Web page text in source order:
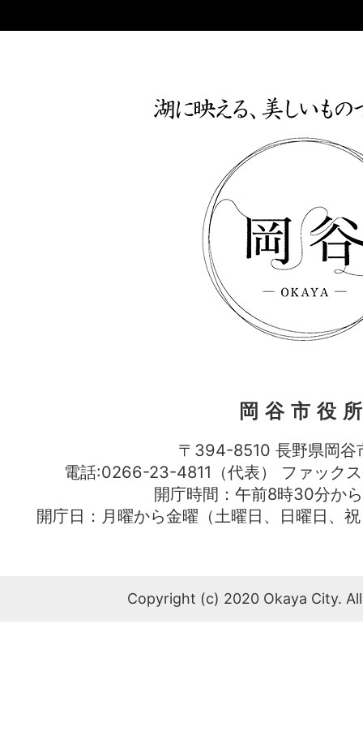
岡谷市役
〒394-8510 長野県岡谷
電話:0266-23-4811（代表） ファッ
開庁時間：午前8時30分か
開庁日：月曜から金曜（土曜日、日曜日、
Copyright (c) 2020 Okaya City.